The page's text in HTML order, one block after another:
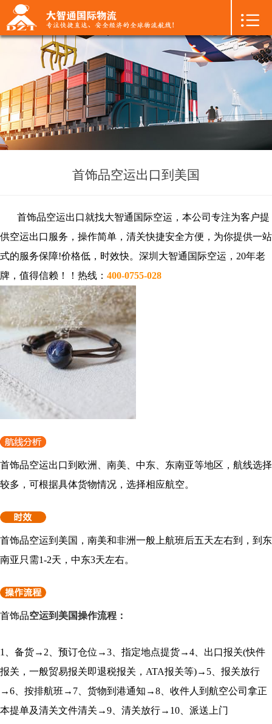
首页
国际空运 +
国际海运 +
国际陆运 +
进口物流
增值服务 +
联系我们 +

首饰品空运出口到美国
首饰品空运出口就找大智通国际空运，本公司专注为客户提
供空运出口服务， 操作简单，清关快捷安全方便，为你提供一站
式的服务保障!价格低，时效快。深圳大智通 国际空运 ，20年老
牌，值得信赖！！热线： 400-0755-028
首饰品空运出口到欧洲、南美、中东、东南亚等地区，航线选择
较多，可根据具体货物情况，选择相应航空。
首饰品空运到美国，南美和非洲一般上航班后五天左右到，到东
南亚只需1-2天，中东3天左右。
首饰品空运到美国操作流程：
1、备货→2、预订仓位→3、指定地点提货→4、出口报关(快件
报关，一般贸易报关即退税报关，ATA报关等)→5、报关放行
→6、按排航班→7、货物到港通知→8、收件人到航空公司拿正
本提单及清关文件清关→9、清关放行→10、派送上门